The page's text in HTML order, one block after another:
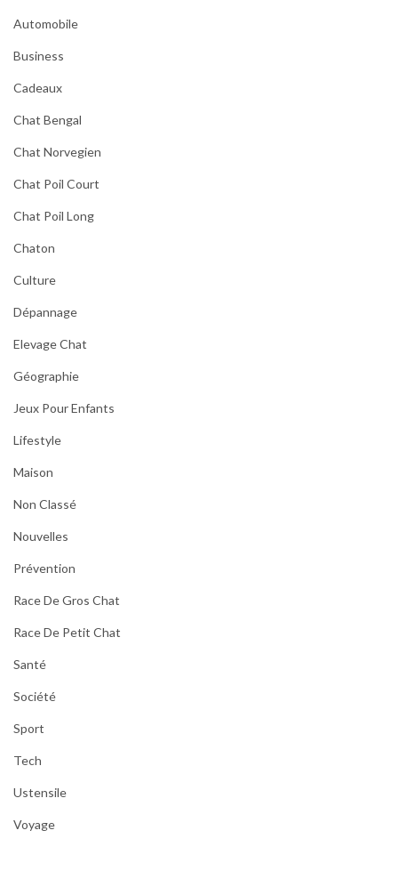
Automobile
Business
Cadeaux
Chat Bengal
Chat Norvegien
Chat Poil Court
Chat Poil Long
Chaton
Culture
Dépannage
Elevage Chat
Géographie
Jeux Pour Enfants
Lifestyle
Maison
Non Classé
Nouvelles
Prévention
Race De Gros Chat
Race De Petit Chat
Santé
Société
Sport
Tech
Ustensile
Voyage